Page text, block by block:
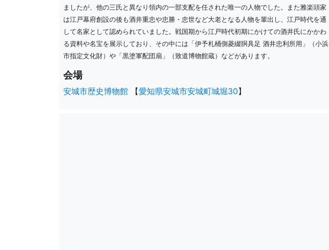
ましたが、他の三氏と異なり領内の一部支配を任された唯一の人物でした。また雅楽頭家
は江戸幕府創設の後も酒井重忠や忠勝・忠世など大老となる人物を輩出し、江戸時代を通
して名家として認められていました。戦国期から江戸時代初期にかけての酒井氏にかかわ
る資料や名宝を展示しており、その中には「伊予札桶側菱綴胴具足 酒井忠利所用」（小浜
市指定文化財）や「黒塗軍配団扇」（致道博物館蔵）などがあります。
会場
安城市歴史博物館 【愛知県安城市安城町城堀30】